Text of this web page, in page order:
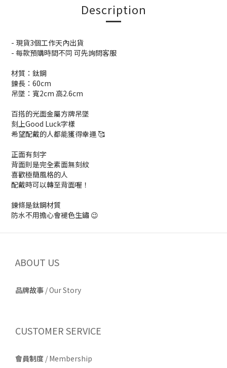
Description
- 現貨3個工作天內出貨
- 每款預購時間不同 可先詢問客服
材質：鈦鋼
鍊長：60cm
吊墜：寬2cm 高2.6cm
百搭的光面金屬方牌吊墜
刻上Good Luck字樣
希望配戴的人都能獲得幸運 🥰
正面有刻字
背面則是完全素面無刻紋
喜歡極簡風格的人
配戴時可以轉至背面喔！
鍊條是鈦鋼材質
防水不用擔心會褪色生鏽 😉
ABOUT US
品牌故事 /Our Story
CUSTOMER SERVICE
會員制度 / Membership